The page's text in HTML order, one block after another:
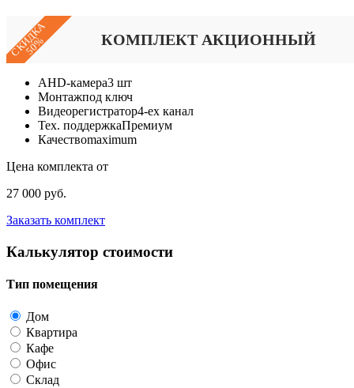
СКИДКА
50% КОМПЛЕКТ АКЦИОННЫЙ
AHD-камера3 шт
Монтажпод ключ
Видеорегистратор4-ех канал
Тех. поддержкаПремиум
Качествоmaximum
Цена комплекта от
27 000 руб.
Заказать комплект
Калькулятор стоимости
Тип помещения
Дом
Квартира
Кафе
Офис
Склад